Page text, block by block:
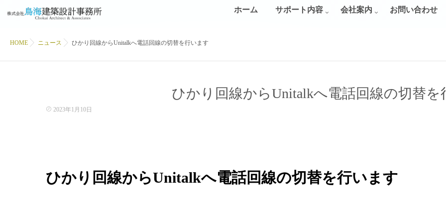
ホーム サポート内容 会社案内 お問い合わせ
HOME ニュース ひかり回線からUnitalkへ電話回線の切替を行います
ひかり回線からUnitalkへ電話回線の切替を
2023年1月10日
ひかり回線からUnitalkへ電話回線の切替を行います